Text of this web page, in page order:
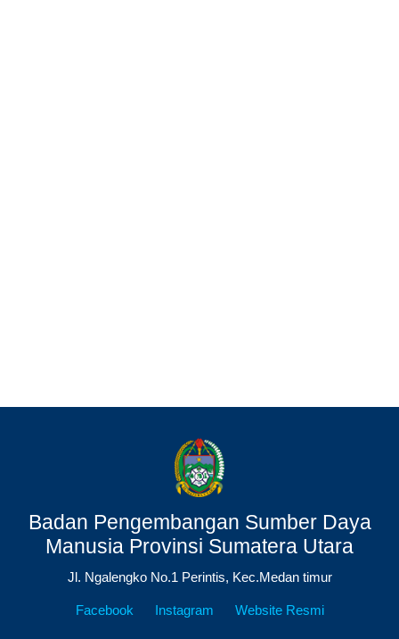
Badan Pengembangan Sumber Daya
Manusia Provinsi Sumatera Utara
Jl. Ngalengko No.1 Perintis, Kec.Medan timur
Facebook Instagram Website Resmi